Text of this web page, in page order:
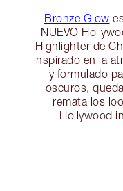
Bronze Glow
NUEVO
Highlighter de
inspirado en la
y formulado
oscuros,
remata los
Hollywood